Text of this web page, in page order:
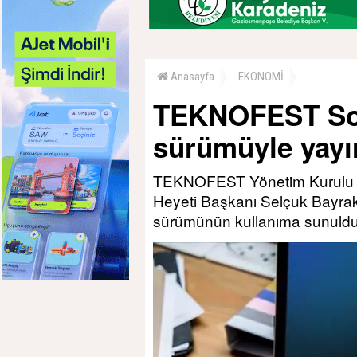
Anasayfa EKONOMİ
TEKNOFEST
sürümüyle
TEKNOFEST Yönetim Kurulu
Heyeti Başkanı Selçuk
sürümünün kullanıma